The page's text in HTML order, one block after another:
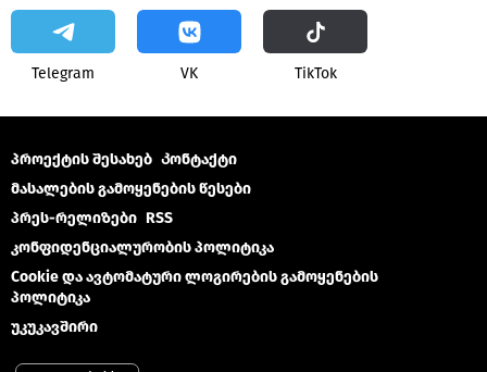
Telegram VK ТikТоk
პროექტის შესახებ Კონტაქტი
მასალების გამოყენების წესები
პრეს-რელიზები RSS
კონფიდენციალურობის პოლიტიკა
Cookie და ავტომატური ლოგირების გამოყენების
პოლიტიკა
უკუკავშირი